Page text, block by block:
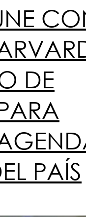
DE
PAÍS